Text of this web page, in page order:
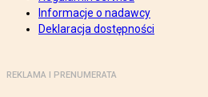
Informacje o nadawcy
Deklaracja dostępności
REKLAMA I PRENUMERATA